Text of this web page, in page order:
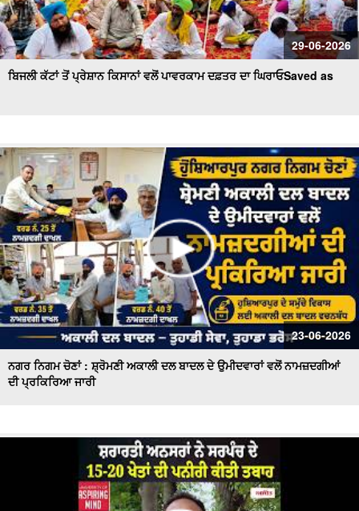
29-06-2026
ਬਿਜਲੀ ਕੱਟਾਂ ਤੋਂ ਪ੍ਰੇਸ਼ਾਨ ਕਿਸਾਨਾਂ ਵਲੋਂ ਪਾਵਰਕਾਮ ਦਫ਼ਤਰ ਦਾ ਘਿਰਾਓSaved as
23-06-2026
ਨਗਰ ਨਿਗਮ ਚੋਣਾਂ : ਸ਼੍ਰੋਮਣੀ ਅਕਾਲੀ ਦਲ ਬਾਦਲ ਦੇ ਉਮੀਦਵਾਰਾਂ ਵਲੋਂ ਨਾਮਜ਼ਦਗੀਆਂ
ਦੀ ਪ੍ਰਕਿਰਿਆ ਜਾਰੀ